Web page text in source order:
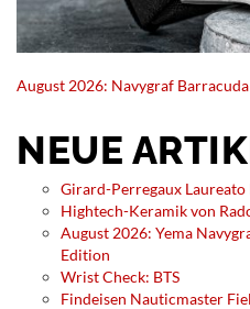
August 2026: Navygraf
NEUE
Girard-Perregaux
Hightech-Keramik von
August 2026: Yema
Edition
Wrist Check: BTS
Findeisen Nauticmaster